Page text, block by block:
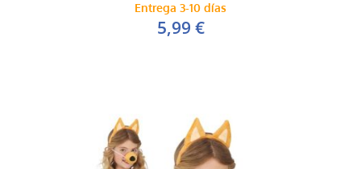
Entrega 3-10 días
5,99 €